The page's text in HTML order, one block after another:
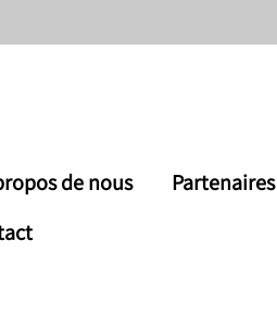
de nous Partenaires